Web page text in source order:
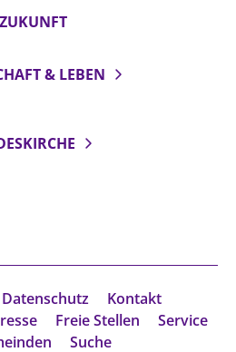
ZUKUNFT
& LEBEN
Datenschutz
Kontakt
Freie Stellen
Service
Suche